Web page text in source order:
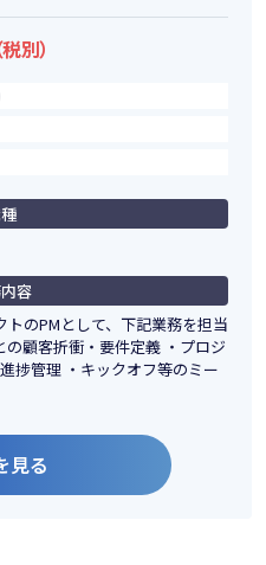
別）
容
のPMとして、下記業務を担当
顧客折衝・要件定義 ・プロジ
捗管理 ・キックオフ等のミー
見る